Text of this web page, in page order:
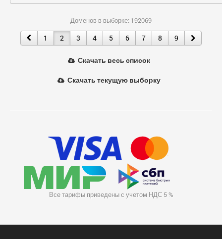
Доменов в выборке: 192069
1 2 3 4 5 6 7 8 9
Скачать весь список
Скачать текущую выборку
Все тарифы приведены с учетом НДС 5 %